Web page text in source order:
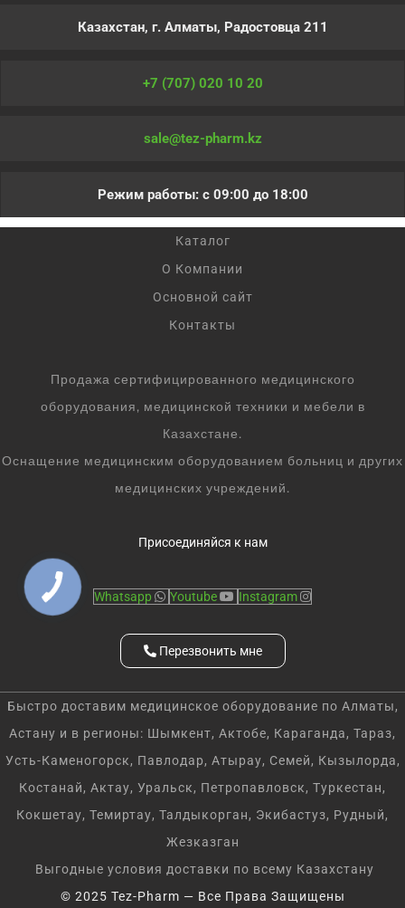
Казахстан, г. Алматы, Радостовца 211
+7 (707) 020 10 20
sale@tez-pharm.kz
Режим работы: с 09:00 до 18:00
Каталог
О Компании
Основной сайт
Контакты
Продажа сертифицированного медицинского
оборудования, медицинской техники и мебели в
Казахстане.
Оснащение медицинским оборудованием больниц и других
медицинских учреждений.
Присоединяйся к нам
Whatsapp Youtube Instagram
Перезвонить мне
Быстро доставим медицинское оборудование по Алматы,
Астану и в регионы: Шымкент, Актобе, Караганда, Тараз,
Усть-Каменогорск, Павлодар, Атырау, Семей, Кызылорда,
Костанай, Актау, Уральск, Петропавловск, Туркестан,
Кокшетау, Темиртау, Талдыкорган, Экибастуз, Рудный,
Жезказган
Выгодные условия доставки по всему Казахстану
© 2025 Tez-Pharm — Все Права Защищены